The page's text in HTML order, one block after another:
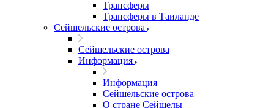
Трансферы
Трансферы в Таиланде
Сейшельские острова
Сейшельские острова
Информация
Информация
Сейшельские острова
О стране Сейшелы